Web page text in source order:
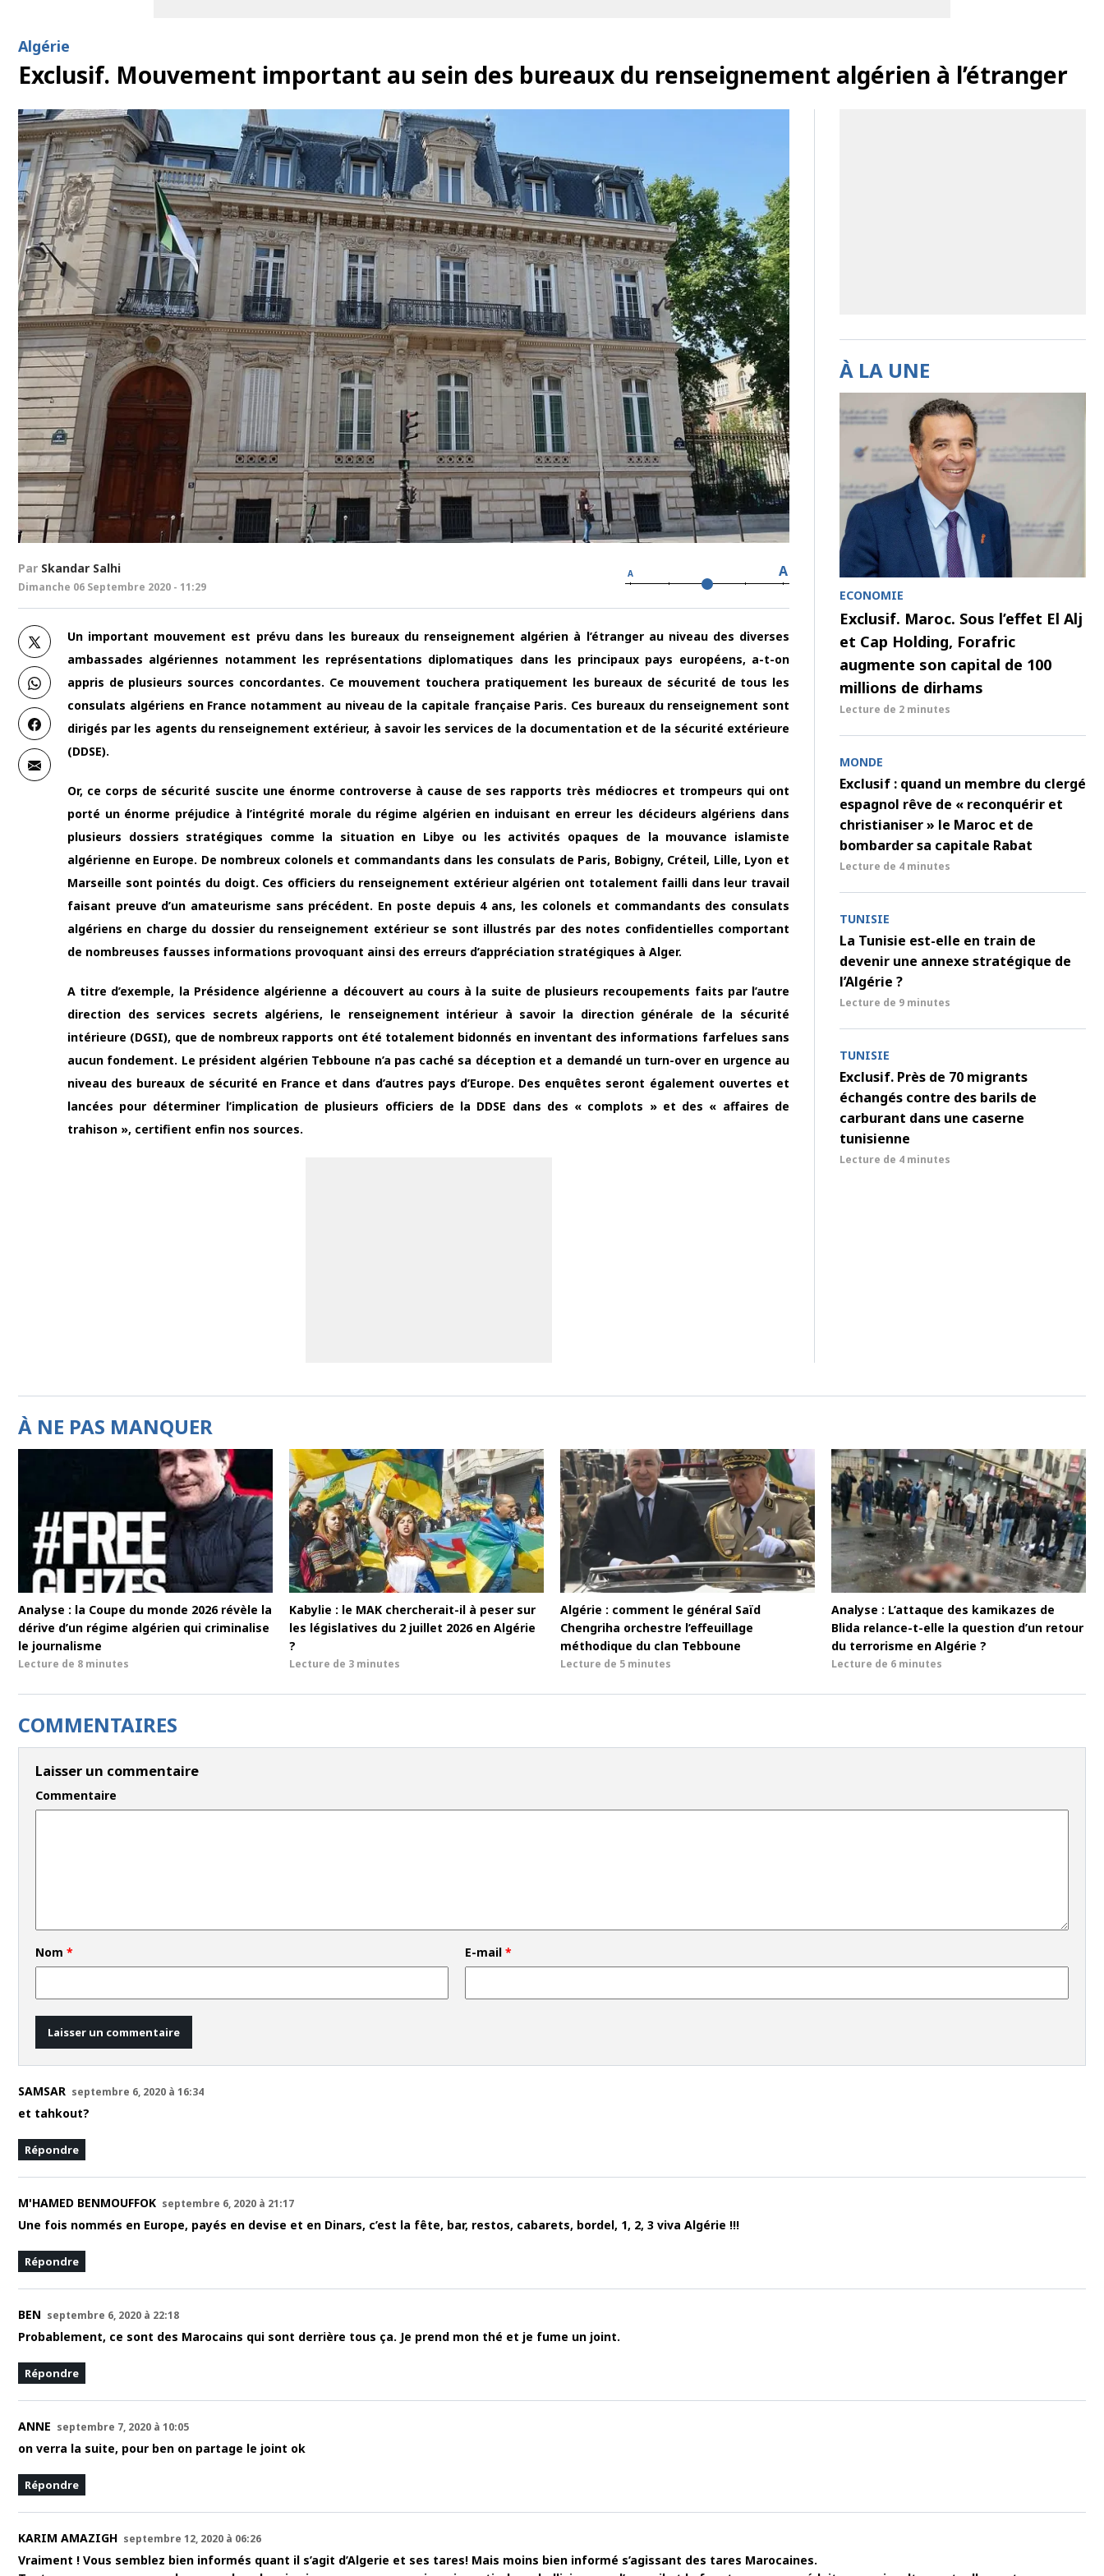
Algérie
Exclusif. Mouvement important au sein des bureaux du renseignement algérien à l’étranger
Par Skandar Salhi
Dimanche 06 Septembre 2020 - 11:29
A A
Un important mouvement est prévu dans les bureaux du renseignement algérien à l’étranger au niveau des diverses
ambassades algériennes notamment les représentations diplomatiques dans les principaux pays européens, a-t-on
appris de plusieurs sources concordantes. Ce mouvement touchera pratiquement les bureaux de sécurité de tous les
consulats algériens en France notamment au niveau de la capitale française Paris. Ces bureaux du renseignement sont
dirigés par les agents du renseignement extérieur, à savoir les services de la documentation et de la sécurité extérieure
(DDSE).
Or, ce corps de sécurité suscite une énorme controverse à cause de ses rapports très médiocres et trompeurs qui ont
porté un énorme préjudice à l’intégrité morale du régime algérien en induisant en erreur les décideurs algériens dans
plusieurs dossiers stratégiques comme la situation en Libye ou les activités opaques de la mouvance islamiste
algérienne en Europe. De nombreux colonels et commandants dans les consulats de Paris, Bobigny, Créteil, Lille, Lyon et
Marseille sont pointés du doigt. Ces officiers du renseignement extérieur algérien ont totalement failli dans leur travail
faisant preuve d’un amateurisme sans précédent. En poste depuis 4 ans, les colonels et commandants des consulats
algériens en charge du dossier du renseignement extérieur se sont illustrés par des notes confidentielles comportant
de nombreuses fausses informations provoquant ainsi des erreurs d’appréciation stratégiques à Alger.
A titre d’exemple, la Présidence algérienne a découvert au cours à la suite de plusieurs recoupements faits par l’autre
direction des services secrets algériens, le renseignement intérieur à savoir la direction générale de la sécurité
intérieure (DGSI), que de nombreux rapports ont été totalement bidonnés en inventant des informations farfelues sans
aucun fondement. Le président algérien Tebboune n’a pas caché sa déception et a demandé un turn-over en urgence au
niveau des bureaux de sécurité en France et dans d’autres pays d’Europe. Des enquêtes seront également ouvertes et
lancées pour déterminer l’implication de plusieurs officiers de la DDSE dans des « complots » et des « affaires de
trahison », certifient enfin nos sources.
À LA UNE
ECONOMIE
Exclusif. Maroc. Sous l’effet El Alj
et Cap Holding, Forafric
augmente son capital de 100
millions de dirhams
Lecture de 2 minutes
MONDE
Exclusif : quand un membre du clergé
espagnol rêve de « reconquérir et
christianiser » le Maroc et de
bombarder sa capitale Rabat
Lecture de 4 minutes
TUNISIE
La Tunisie est-elle en train de
devenir une annexe stratégique de
l’Algérie ?
Lecture de 9 minutes
TUNISIE
Exclusif. Près de 70 migrants
échangés contre des barils de
carburant dans une caserne
tunisienne
Lecture de 4 minutes
À NE PAS MANQUER
Analyse : la Coupe du monde 2026 révèle la
dérive d’un régime algérien qui criminalise
le journalisme
Lecture de 8 minutes
Kabylie : le MAK chercherait-il à peser sur
les législatives du 2 juillet 2026 en Algérie
?
Lecture de 3 minutes
Algérie : comment le général Saïd
Chengriha orchestre l’effeuillage
méthodique du clan Tebboune
Lecture de 5 minutes
Analyse : L’attaque des kamikazes de
Blida relance-t-elle la question d’un retour
du terrorisme en Algérie ?
Lecture de 6 minutes
COMMENTAIRES
Laisser un commentaire
Commentaire
Nom * E-mail*
SAMSAR septembre 6, 2020 à 16:34
et tahkout?
Répondre
M'HAMED BENMOUFFOK septembre 6, 2020 à 21:17
Une fois nommés en Europe, payés en devise et en Dinars, c’est la fête, bar, restos, cabarets, bordel, 1, 2, 3 viva Algérie !!!
Répondre
BEN septembre 6, 2020 à 22:18
Probablement, ce sont des Marocains qui sont derrière tous ça. Je prend mon thé et je fume un joint.
Répondre
ANNE septembre 7, 2020 à 10:05
on verra la suite, pour ben on partage le joint ok
Répondre
KARIM AMAZIGH septembre 12, 2020 à 06:26
Vraiment ! Vous semblez bien informés quant il s’agit d’Algerie et ses tares! Mais moins bien informé s’agissant des tares Marocaines.